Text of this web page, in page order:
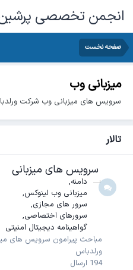
انجمن تخصصی
صفحه نخست
میزبانی وب
سرویس های میزبانی وب شرکت
تالار
سرویس های میزبانی
دامنه
میزبانی وب لینوکس
سرور های مجازی
سرورهای اختصاصی
گواهینامه دیجیتال امنیتی
مباحث پیرامون سرویس های
ورلدباس
194 ارسال